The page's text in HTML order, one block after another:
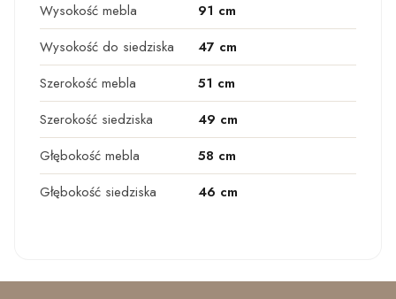
Wysokość mebla
91 cm
Wysokość do siedziska
47 cm
Szerokość mebla
51 cm
Szerokość siedziska
49 cm
Głębokość mebla
58 cm
Głębokość siedziska
46 cm